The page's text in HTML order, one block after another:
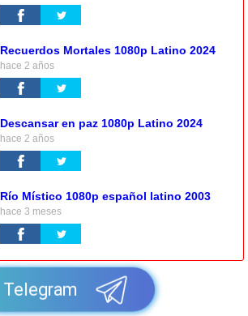
Recuerdos Mortales 1080p Latino 2024
hace 2 años
Descansar en paz 1080p Latino 2024
hace 2 años
Río Místico 1080p español latino 2003
hace 3 meses
Telegram